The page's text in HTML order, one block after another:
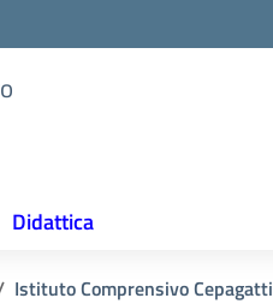
Didattica
Istituto Comprensivo Cepagatti